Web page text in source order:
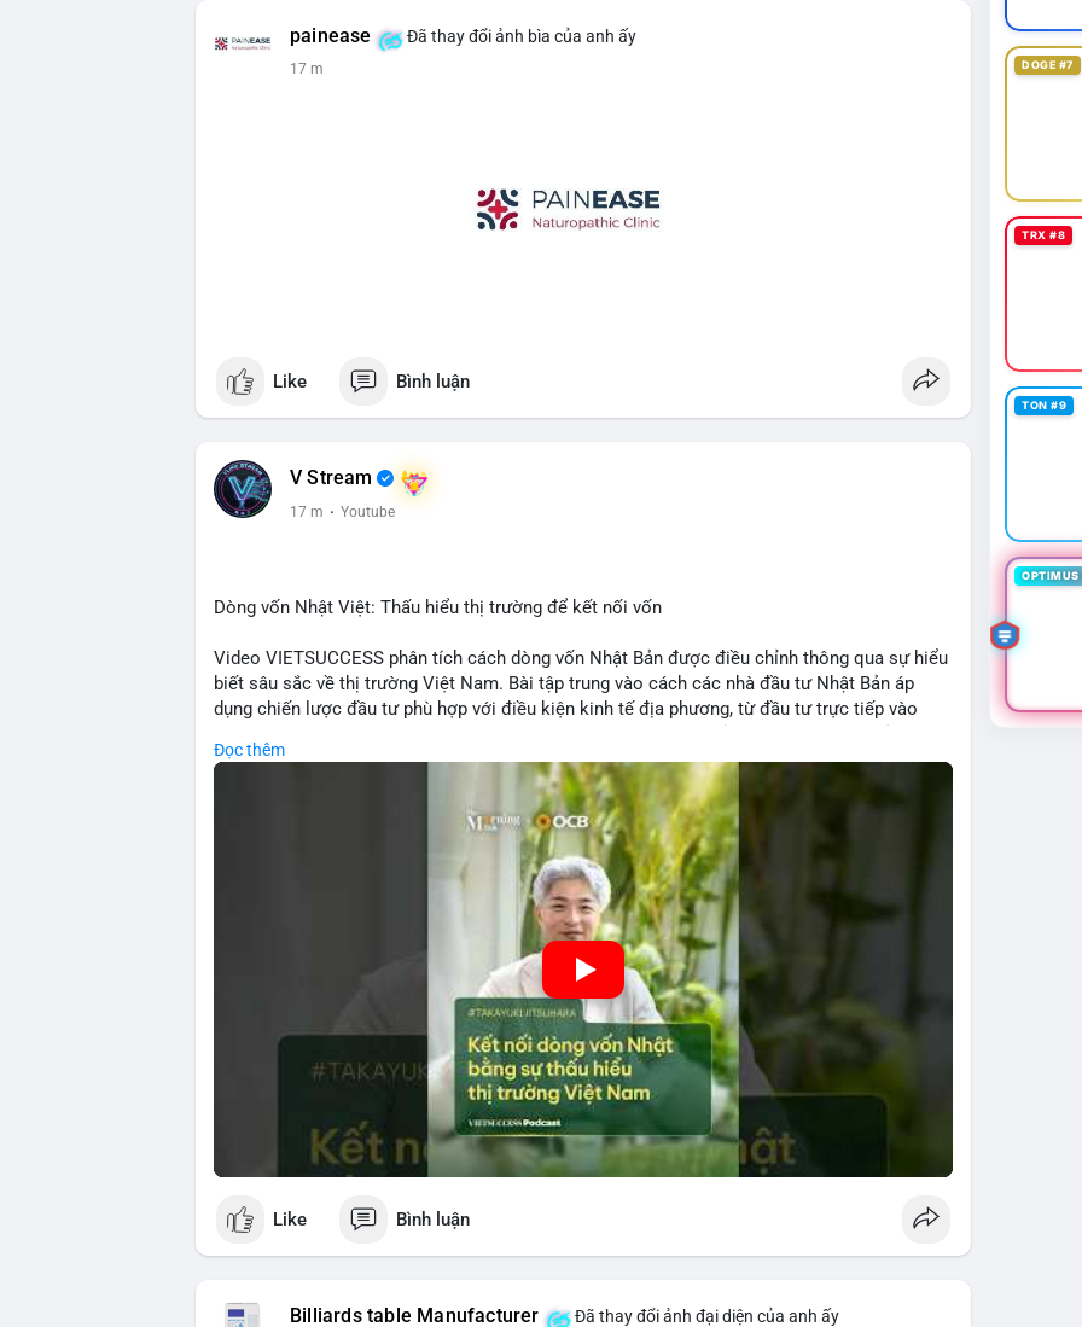
painease Đã thay đổi ảnh bìa của anh ấy
17 m
Like Bình luận
V Stream
17 m · Youtube
Dòng vốn Nhật Việt: Thấu hiểu thị trường để kết nối vốn
Video VIETSUCCESS phân tích cách dòng vốn Nhật Bản được điều chỉnh thông qua sự hiểu
biết sâu sắc về thị trường Việt Nam. Bài tập trung vào cách các nhà đầu tư Nhật Bản áp
dụng chiến lược đầu tư phù hợp với điều kiện kinh tế địa phương, từ đầu tư trực tiếp vào
Việt Nam mà còn tạo ra động lực cho thị trường crypto địa phương khi các nhà đầu tư đa
quốc gia tìm kiếm cơ hội đa dạng. Các yếu tố như chính sách tài chính Việt Nam, xu hướng
đầu tư ESG, và ổn định thị trường sẽ ảnh hưởng trực tiếp đến lưu lượng vốn nhập khẩu từ
Nhật Bản. Bài cũng nhấn mạnh vai trò của thông tin thị trường chính xác trong việc giảm rủi
ro khi kết nối các thị trường khác nhau.
Đọc thêm
Like Bình luận
Billiards table Manufacturer Đã thay đổi ảnh đại diện của anh ấy
DOGE #7
TRX #8
TON #9
OPTIMUS